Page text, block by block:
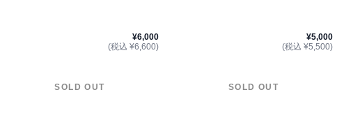
¥6,000
(税込 ¥6,600)
SOLD OUT
¥5,000
(税込 ¥5,500)
SOLD OUT